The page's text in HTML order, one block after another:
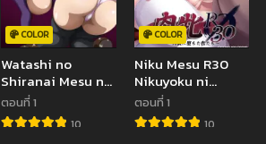
COLOR
Watashi no
Shiranai Mesu no
Kao ตอนที่ 1 ซับไทย
(จบ)
ตอนที่ 1
10
COLOR
Niku Mesu R30
Nikuyoku ni
Ochita Mesu-
tachi ตอนที่1 ซับ
ไทย
ตอนที่ 1
10